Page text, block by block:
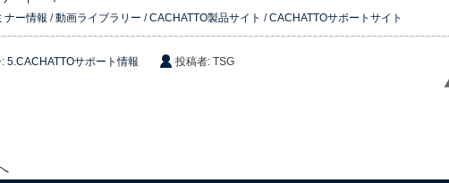
ナー情報 /動画ライブラリー /CACHATTO製品サイト /CACHATTOサポートサイト
: 5.CACHATTOサポート情報 投稿者: TSG